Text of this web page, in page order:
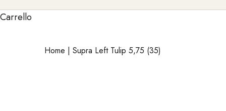
Carrello
Home | Supra Left Tulip 5,75 (35)